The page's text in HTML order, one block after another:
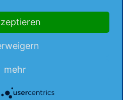
mehr